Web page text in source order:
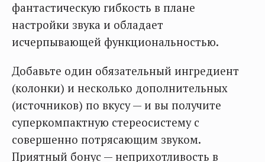
фантастическую гибкость в плане
настройки звука и обладает
исчерпывающей функциональностью.
Добавьте один обязательный ингредиент
(колонки) и несколько дополнительных
(источников) по вкусу — и вы получите
суперкомпактную стереосистему с
совершенно потрясающим звуком.
Приятный бонус — неприхотливость в